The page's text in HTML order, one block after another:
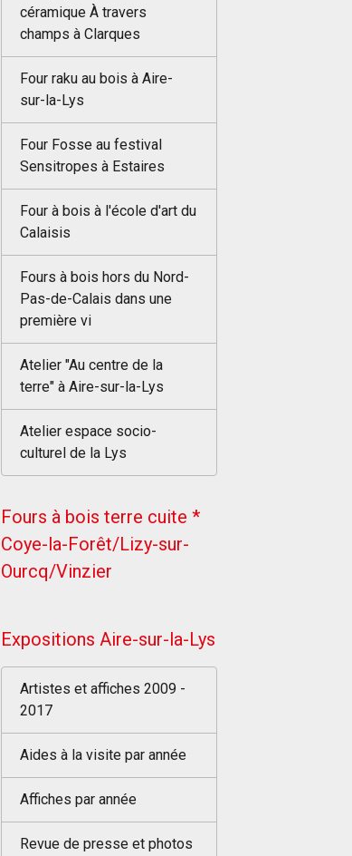
céramique À travers
champs à Clarques
Four raku au bois à Aire-
sur-la-Lys
Four Fosse au festival
Sensitropes à Estaires
Four à bois à l'école d'art du
Calaisis
Fours à bois hors du Nord-
Pas-de-Calais dans une
première vi
Atelier "Au centre de la
terre" à Aire-sur-la-Lys
Atelier espace socio-
culturel de la Lys
Fours à bois terre cuite *
Coye-la-Forêt/Lizy-sur-
Ourcq/Vinzier
Expositions Aire-sur-la-Lys
Artistes et affiches 2009 -
2017
Aides à la visite par année
Affiches par année
Revue de presse et photos